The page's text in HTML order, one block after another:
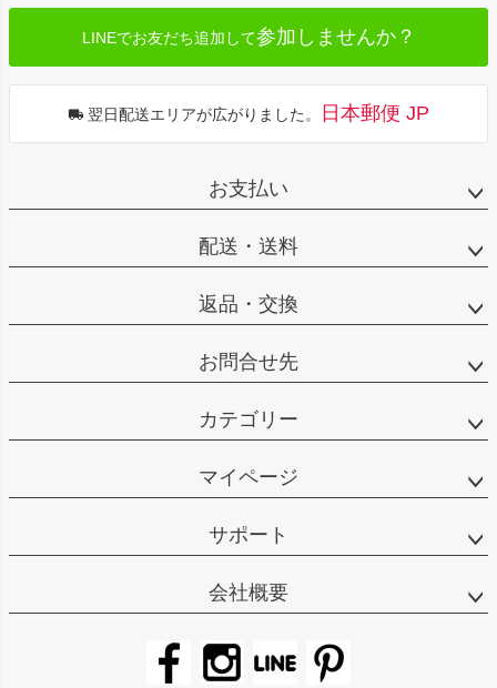
LINEでお友だち追加して参加しませんか？
翌日配送エリアが広がりました。 日本郵便 JP
お支払い
配送・送料
返品・交換
お問合せ先
カテゴリー
マイページ
サポート
会社概要